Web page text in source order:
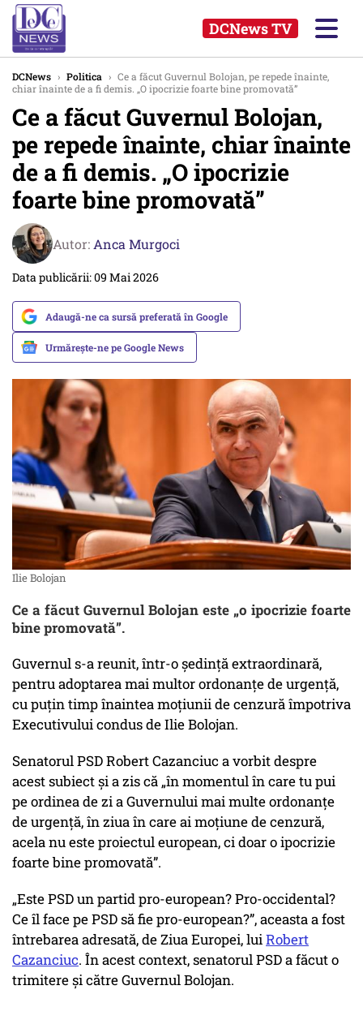
DCNews TV
DCNews › Politica › Ce a făcut Guvernul Bolojan, pe repede înainte,
chiar înainte de a fi demis. „O ipocrizie foarte bine promovată”
Ce a făcut Guvernul Bolojan,
pe repede înainte, chiar înainte
de a fi demis. „O ipocrizie
foarte bine promovată”
Autor: Anca Murgoci
Data publicării: 09 Mai 2026
Adaugă-ne ca sursă preferată în Google
Urmărește-ne pe Google News
Ilie Bolojan
Ce a făcut Guvernul Bolojan este „o ipocrizie foarte
bine promovată”.
Guvernul s-a reunit, într-o ședință extraordinară,
pentru adoptarea mai multor ordonanțe de urgență,
cu puțin timp înaintea moțiunii de cenzură împotriva
Executivului condus de Ilie Bolojan.
Senatorul PSD Robert Cazanciuc a vorbit despre
acest subiect și a zis că „în momentul în care tu pui
pe ordinea de zi a Guvernului mai multe ordonanțe
de urgență, în ziua în care ai moțiune de cenzură,
acela nu este proiectul european, ci doar o ipocrizie
foarte bine promovată”.
„Este PSD un partid pro-european? Pro-occidental?
Ce îl face pe PSD să fie pro-european?”, aceasta a fost
întrebarea adresată, de Ziua Europei, luiRobert
Cazanciuc. În acest context, senatorul PSD a făcut o
trimitere și către Guvernul Bolojan.